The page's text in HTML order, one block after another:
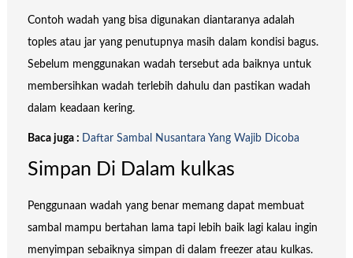
Contoh wadah yang bisa digunakan diantaranya adalah
toples atau jar yang penutupnya masih dalam kondisi bagus.
Sebelum menggunakan wadah tersebut ada baiknya untuk
membersihkan wadah terlebih dahulu dan pastikan wadah
dalam keadaan kering.
Baca juga : Daftar Sambal Nusantara Yang Wajib Dicoba
Simpan Di Dalam kulkas
Penggunaan wadah yang benar memang dapat membuat
sambal mampu bertahan lama tapi lebih baik lagi kalau ingin
menyimpan sebaiknya simpan di dalam freezer atau kulkas.